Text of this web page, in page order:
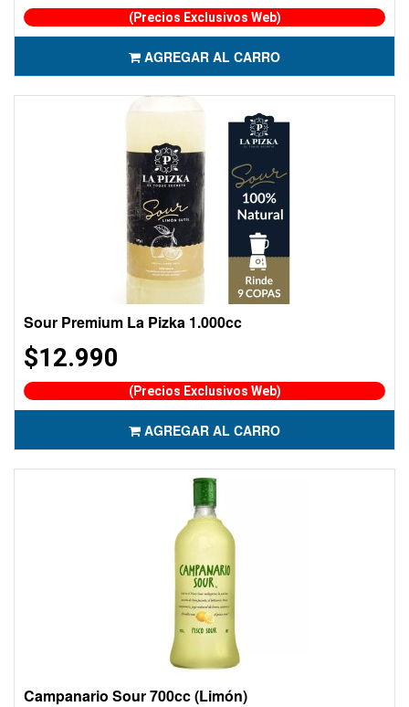
(Precios Exclusivos Web)
AGREGAR AL CARRO
Sour Premium La Pizka 1.000cc
$12.990
(Precios Exclusivos Web)
AGREGAR AL CARRO
Campanario Sour 700cc (Limón)